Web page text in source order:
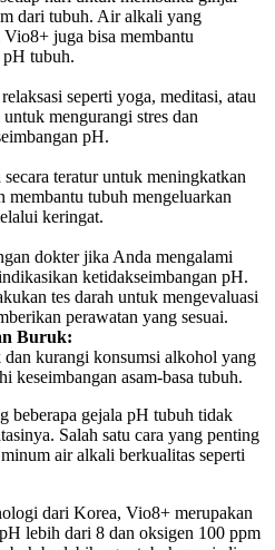
dari tubuh. Air alkali yang
Vio8+ juga bisa membantu
tubuh.
seperti yoga, meditasi, atau
untuk mengurangi stres dan
pH.
teratur untuk meningkatkan
membantu tubuh mengeluarkan
keringat.
dokter jika Anda mengalami
ketidakseimbangan pH.
tes darah untuk mengevaluasi
perawatan yang sesuai.
Buruk:
kurangi konsumsi alkohol yang
keseimbangan asam-basa tubuh.
beberapa gejala pH tubuh tidak
Salah satu cara yang penting
air alkali berkualitas seperti
dari Korea, Vio8+ merupakan
lebih dari 8 dan oksigen 100 ppm